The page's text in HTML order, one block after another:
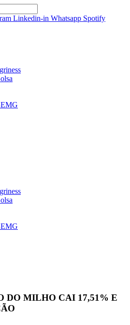
Linkedin-in Whatsapp Spotify
DO MILHO CAI 17,51% E